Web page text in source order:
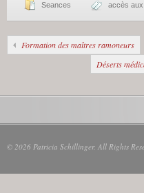
Seances accès
Formation des maîtres ramoneurs
Déserts
© 2026 Patricia Schillinger. All Rights